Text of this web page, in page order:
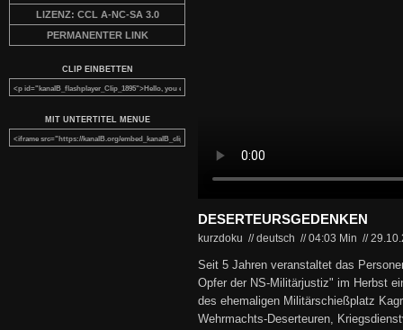
LIZENZ: CCL A-NC-SA 3.0
PERMANENTER LINK
CLIP EINBETTEN
MIT UNTERTITEL MENUE
DESERTEURSGEDENKEN
kurzdoku // deutsch //04:03 Min //
Seit 5 Jahren veranstaltet das
Opfer der NS-Militärjustiz" im Herbst
des ehemaligen Militärschießplatz
Wehrmachts-Deserteuren,